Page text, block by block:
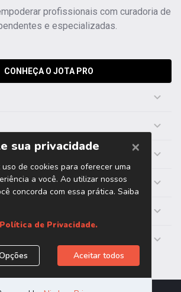
profissionais com curadoria de
e especializadas.
CONHEÇA O JOTA PRO